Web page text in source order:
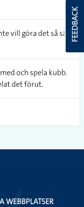
vill göra det så säg
och spela kubb.
det förut.
FEEDBACK
WEBBPLATSER